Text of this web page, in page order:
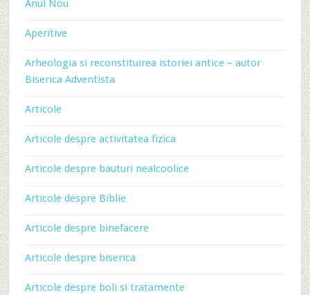
Anul Nou
Aperitive
Arheologia si reconstituirea istoriei antice – autor
Biserica Adventista
Articole
Articole despre activitatea fizica
Articole despre bauturi nealcoolice
Articole despre Biblie
Articole despre binefacere
Articole despre biserica
Articole despre boli si tratamente